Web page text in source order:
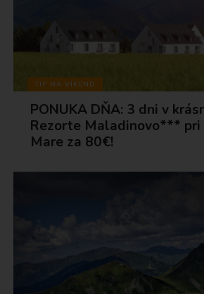
TIP NA VÍKEND
PONUKA DŇA: 3 dni v
Rezorte Maladinovo*** pri
Mare za 80€!